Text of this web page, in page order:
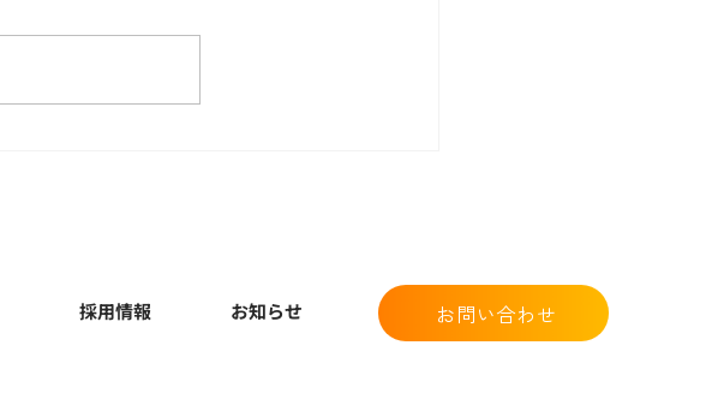
採用情報 お知らせ お問い合わせ